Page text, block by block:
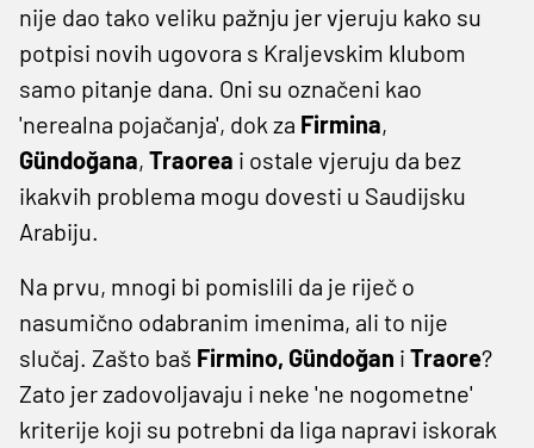
nije dao tako veliku pažnju jer vjeruju kako su
potpisi novih ugovora s Kraljevskim klubom
samo pitanje dana. Oni su označeni kao
'nerealna pojačanja', dok za Firmina,
Gündoğana, Traorea i ostale vjeruju da bez
ikakvih problema mogu dovesti u Saudijsku
Arabiju.
Na prvu, mnogi bi pomislili da je riječ o
nasumično odabranim imenima, ali to nije
slučaj. Zašto baš Firmino, Gündoğan i Traore?
Zato jer zadovoljavaju i neke 'ne nogometne'
kriterije koji su potrebni da liga napravi iskorak